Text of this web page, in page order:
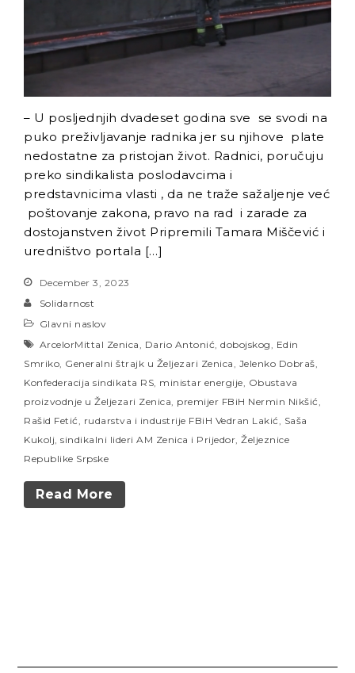
– U posljednjih dvadeset godina sve se svodi na
puko preživljavanje radnika jer su njihove plate
nedostatne za pristojan život. Radnici, poručuju
preko sindikalista poslodavcima i
predstavnicima vlasti , da ne traže sažaljenje već
poštovanje zakona, pravo na rad i zarade za
dostojanstven život Pripremili Tamara Miščević i
uredništvo portala […]
December 3, 2023
Solidarnost
Glavni naslov
ArcelorMittal Zenica
Dario Antonić dobojskog
Edin
Smriko Generalni štrajk u Željezari Zenica Jelenko Dobraš
Konfederacija sindikata RS ministar energije Obustava
proizvodnje u Željezari Zenica premijer FBiH Nermin Nikšić
Rašid Fetić
rudarstva i industrije FBiH Vedran Lakić
Saša
Kukolj sindikalni lideri AM Zenica i Prijedor Željeznice
Republike Srpske
Read More